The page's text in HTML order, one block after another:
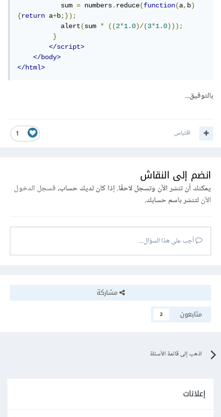
           sum
= numbers.reduce(function(a,b)
{return a+b;});
           alert
(sum * ((2*1.0)/(3*1.0)));
}
</script>
</body>
</html>
بالتوفيق...
1 اقتباس
انضم إلى النقاش
يمكنك أن تنشر الآن وتسجل لاحقًا. إذا كان لديك حساب،فسجل الدخول
الآنلتنشر باسم حسابك.
أجب على هذا السؤال...
مشاركة
متابعون
2
اذهب إلى قائمة الأسئلة
إعلانات